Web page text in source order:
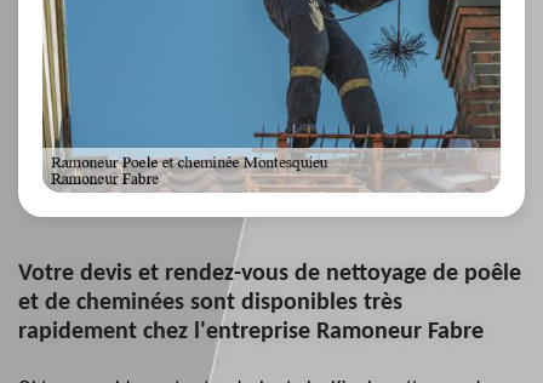
Votre devis et rendez-vous de nettoyage de poêle
et de cheminées sont disponibles très
rapidement chez l'entreprise Ramoneur Fabre